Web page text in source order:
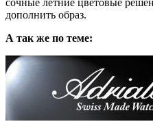
дополнить образ.
А так же по теме: